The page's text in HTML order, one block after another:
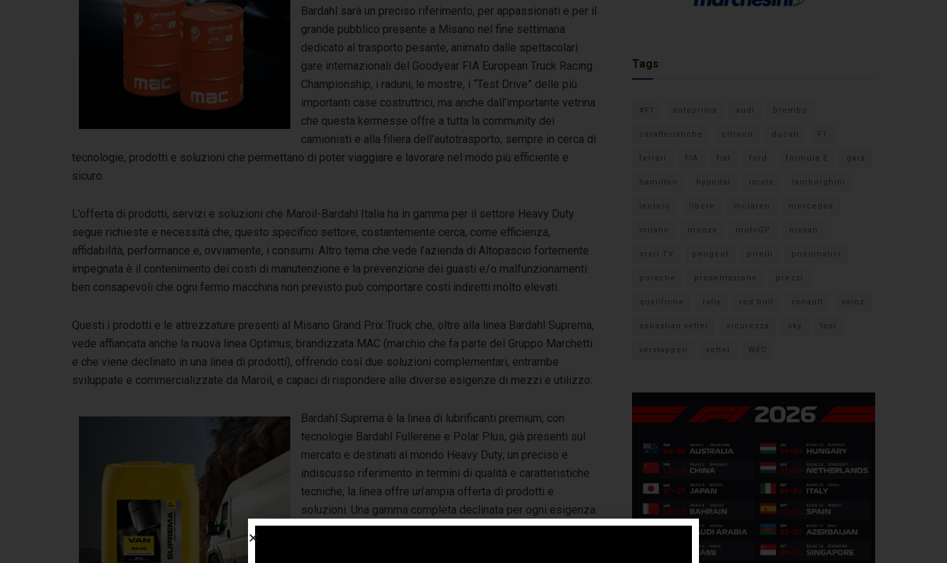
Bardahl sarà un preciso riferimento, per appassionati e per il
grande pubblico presente a Misano nel fine settimana
dedicato al trasporto pesante, animato dalle spettacolari
gare internazionali del Goodyear FIA European Truck Racing
Championship, i raduni, le mostre, i “Test Drive” delle più
importanti case costruttrici, ma anche dall’importante vetrina
che questa kermesse offre a tutta la community dei
camionisti e alla filiera dell’autotrasporto, sempre in cerca di
tecnologie, prodotti e soluzioni che permettano di poter viaggiare e lavorare nel modo più efficiente e
sicuro.
L’offerta di prodotti, servizi e soluzioni che Maroil-Bardahl Italia ha in gamma per il settore Heavy Duty
segue richieste e necessità che, questo specifico settore, costantemente cerca, come efficienza,
affidabilità, performance e, ovviamente, i consumi. Altro tema che vede l’azienda di Altopascio fortemente
impegnata è il contenimento dei costi di manutenzione e la prevenzione dei guasti e/o malfunzionamenti:
ben consapevoli che ogni fermo macchina non previsto può comportare costi indiretti molto elevati.
Questi i prodotti e le attrezzature presenti al Misano Grand Prix Truck che, oltre alla linea Bardahl Suprema,
vede affiancata anche la nuova linea Optimus, brandizzata MAC (marchio che fa parte del Gruppo Marchetti
e che viene declinato in una linea di prodotti), offrendo così due soluzioni complementari, entrambe
sviluppate e commercializzate da Maroil, e capaci di rispondere alle diverse esigenze di mezzi e utilizzo:
Bardahl Suprema è la linea di lubrificanti premium, con
tecnologie Bardahl Fullerene e Polar Plus, già presenti sul
mercato e destinati al mondo Heavy Duty, un preciso e
indiscusso riferimento in termini di qualità e caratteristiche
tecniche, la linea offre un’ampia offerta di prodotti e
soluzioni. Una gamma completa declinata per ogni esigenza:
olio motore e oli multifunzionali, oli trasmissione e per
Tags
#F1 anteprima audi brembo
caratteristiche citroen ducati F1
ferrari FIA fiat ford formula E gara
hamilton hyundai imola lamborghini
leclerc libere mclaren mercedes
milano monza motoGP nissan
orari TV peugeot pirelli pneumatici
porsche presentazione prezzi
qualifiche rally red bull renault sainz
sebastian vettel sicurezza sky test
verstappen vettel WEC